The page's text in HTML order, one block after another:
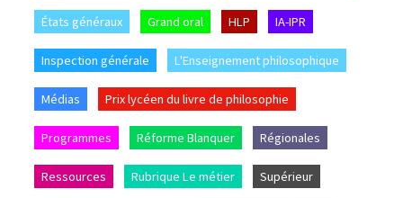
États généraux Grand oral HLP IA-IPR
Inspection générale L'Enseignement philosophique
Médias Prix lycéen du livre de philosophie
Programmes Réforme Blanquer Régionales
Ressources Rubrique Le métier Supérieur